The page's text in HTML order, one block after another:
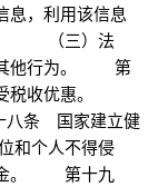
息，利用该信息
； （三）法
其他行为。 第
受税收优惠。
条 国家建立健
个人不得侵
金。 第十九